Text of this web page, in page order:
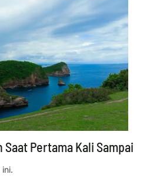
Saat Pertama Kali Sampai